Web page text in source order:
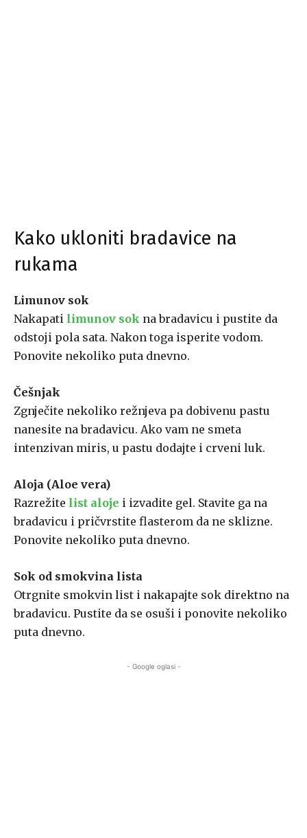
Kako ukloniti bradavice na
rukama
Limunov sok
Nakapati limunov sok na bradavicu i pustite da
odstoji pola sata. Nakon toga isperite vodom.
Ponovite nekoliko puta dnevno.
Češnjak
Zgnječite nekoliko režnjeva pa dobivenu pastu
nanesite na bradavicu. Ako vam ne smeta
intenzivan miris, u pastu dodajte i crveni luk.
Aloja (Aloe vera)
Razrežite list aloje i izvadite gel. Stavite ga na
bradavicu i pričvrstite flasterom da ne sklizne.
Ponovite nekoliko puta dnevno.
Sok od smokvina lista
Otrgnite smokvin list i nakapajte sok direktno na
bradavicu. Pustite da se osuši i ponovite nekoliko
puta dnevno.
- Google oglasi -